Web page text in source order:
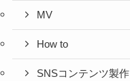
MV
How to
SNSコンテンツ製作